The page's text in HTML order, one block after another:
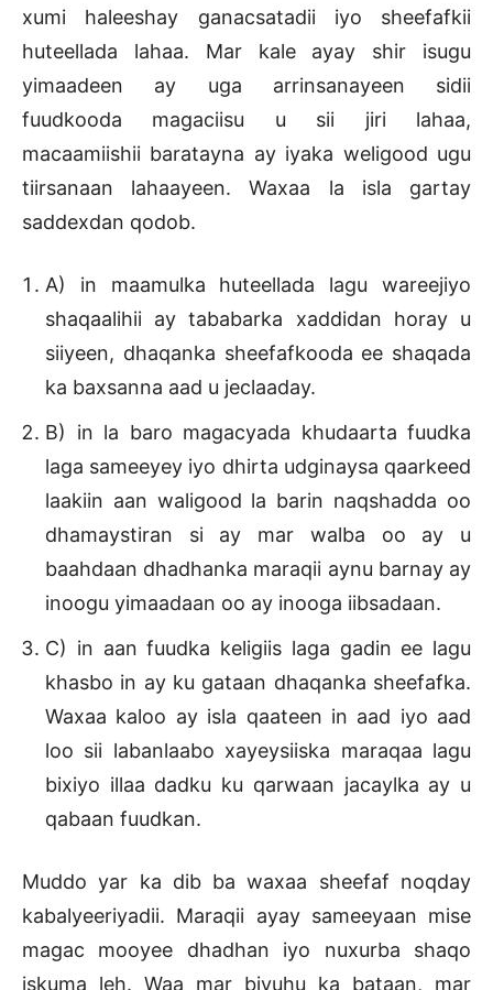
xumi haleeshay ganacsatadii iyo sheefafkii
huteellada lahaa. Mar kale ayay shir isugu
yimaadeen ay uga arrinsanayeen sidii
fuudkooda magaciisu u sii jiri lahaa,
macaamiishii baratayna ay iyaka weligood ugu
tiirsanaan lahaayeen. Waxaa la isla gartay
saddexdan qodob.
A) in maamulka huteellada lagu wareejiyo
shaqaalihii ay tababarka xaddidan horay u
siiyeen, dhaqanka sheefafkooda ee shaqada
ka baxsanna aad u jeclaaday.
B) in la baro magacyada khudaarta fuudka
laga sameeyey iyo dhirta udginaysa qaarkeed
laakiin aan waligood la barin naqshadda oo
dhamaystiran si ay mar walba oo ay u
baahdaan dhadhanka maraqii aynu barnay ay
inoogu yimaadaan oo ay inooga iibsadaan.
C) in aan fuudka keligiis laga gadin ee lagu
khasbo in ay ku gataan dhaqanka sheefafka.
Waxaa kaloo ay isla qaateen in aad iyo aad
loo sii labanlaabo xayeysiiska maraqaa lagu
bixiyo illaa dadku ku qarwaan jacaylka ay u
qabaan fuudkan.
Muddo yar ka dib ba waxaa sheefaf noqday
kabalyeeriyadii. Maraqii ayay sameeyaan mise
magac mooyee dhadhan iyo nuxurba shaqo
iskuma leh. Waa mar biyuhu ka bataan, mar